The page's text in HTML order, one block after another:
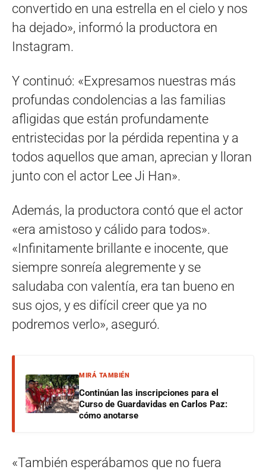
convertido en una estrella en el cielo y nos
ha dejado», informó la productora en
Instagram.
Y continuó: «Expresamos nuestras más
profundas condolencias a las familias
afligidas que están profundamente
entristecidas por la pérdida repentina y a
todos aquellos que aman, aprecian y lloran
junto con el actor Lee Ji Han».
Además, la productora contó que el actor
«era amistoso y cálido para todos».
«Infinitamente brillante e inocente, que
siempre sonreía alegremente y se
saludaba con valentía, era tan bueno en
sus ojos, y es difícil creer que ya no
podremos verlo», aseguró.
MIRÁ TAMBIÉN
Continúan las inscripciones para el
Curso de Guardavidas en Carlos Paz:
cómo anotarse
«También esperábamos que no fuera